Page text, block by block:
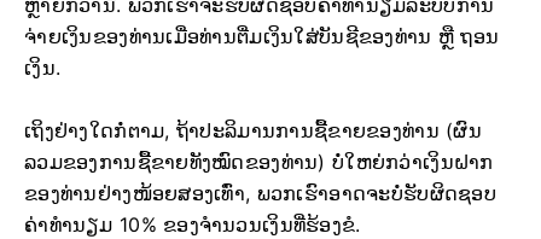
ຫຼາຍກວ່ານີ້. ພວກເຮົາຈະຮັບຜິດຊອບຄ່າທຳນຽມລະບົບການ
ຈ່າຍເງິນຂອງທ່ານເມື່ອທ່ານຕື່ມເງິນໃສ່ບັນຊີຂອງທ່ານ ຫຼື ຖອນ
ເງິນ.
ເຖິງຢ່າງໃດກໍ່ຕາມ, ຖ້າປະລິມານການຊື້ຂາຍຂອງທ່ານ (ຜົນ
ລວມຂອງການຊື້ຂາຍທັງໝົດຂອງທ່ານ) ບໍ່ໃຫຍ່ກວ່າເງິນຝາກ
ຂອງທ່ານຢ່າງໜ້ອຍສອງເທົ່າ, ພວກເຮົາອາດຈະບໍ່ຮັບຜິດຊອບ
ຄ່າທຳນຽມ 10% ຂອງຈຳນວນເງິນທີ່ຮ້ອງຂໍ.